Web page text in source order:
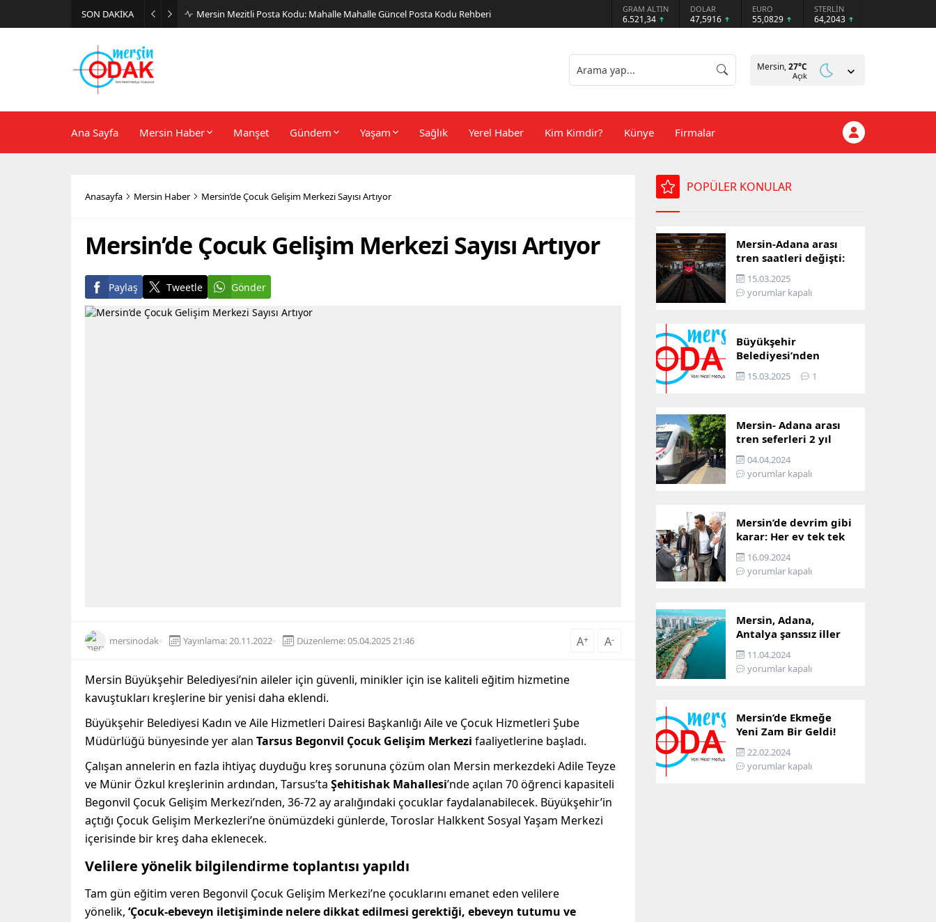
SON DAKİKA Günlük Stil İçin Erkek Sneaker Önerileri GRAM ALTIN
6.521,34
DOLAR
47,5916
EURO
55,0829
STERLİN
64,2043
Mersin,27°C
Açık
Ana Sayfa Mersin Haber Manşet Gündem Yaşam Sağlık Yerel Haber Kim Kimdir? Künye Firmalar
Anasayfa Mersin Haber Mersin’de Çocuk Gelişim Merkezi Sayısı Artıyor
Mersin’de Çocuk Gelişim Merkezi Sayısı Artıyor
Paylaş Tweetle Gönder
mersinodak Yayınlama: 20.11.2022 Düzenleme: 05.04.2025 21:46 A+ A-
Mersin Büyükşehir Belediyesi’nin aileler için güvenli, minikler için ise kaliteli eğitim hizmetine
kavuştukları kreşlerine bir yenisi daha eklendi.
Büyükşehir Belediyesi Kadın ve Aile Hizmetleri Dairesi Başkanlığı Aile ve Çocuk Hizmetleri Şube
Müdürlüğü bünyesinde yer alan Tarsus Begonvil Çocuk Gelişim Merkezi faaliyetlerine başladı.
Çalışan annelerin en fazla ihtiyaç duyduğu kreş sorununa çözüm olan Mersin merkezdeki Adile Teyze
ve Münir Özkul kreşlerinin ardından, Tarsus’ta Şehitishak Mahallesi’nde açılan 70 öğrenci kapasiteli
Begonvil Çocuk Gelişim Merkezi’nden, 36-72 ay aralığındaki çocuklar faydalanabilecek. Büyükşehir’in
açtığı Çocuk Gelişim Merkezleri’ne önümüzdeki günlerde, Toroslar Halkkent Sosyal Yaşam Merkezi
içerisinde bir kreş daha eklenecek.
Velilere yönelik bilgilendirme toplantısı yapıldı
Tam gün eğitim veren Begonvil Çocuk Gelişim Merkezi’ne çocuklarını emanet eden velilere
yönelik, ‘Çocuk-ebeveyn iletişiminde nelere dikkat edilmesi gerektiği, ebeveyn tutumu ve
POPÜLER KONULAR
Mersin-Adana arası
tren saatleri değişti:
İşte yeni ulaşım listesi
15.03.2025
yorumlar kapalı
Büyükşehir
Belediyesi’nden
Mersin ve Adana arası
ulaşım başladı
15.03.2025 1
Mersin- Adana arası
tren seferleri 2 yıl
boyunca
çalışmayacak
04.04.2024
yorumlar kapalı
Mersin’de devrim gibi
karar: Her ev tek tek
incelenecek!
16.09.2024
yorumlar kapalı
Mersin, Adana,
Antalya şanssız iller
arasına girdi: İşte
sebebi…
11.04.2024
yorumlar kapalı
Mersin’de Ekmeğe
Yeni Zam Bir Geldi!
İşte Mersin’in Zamlı
Ekmek Fiyatı!
22.02.2024
yorumlar kapalı